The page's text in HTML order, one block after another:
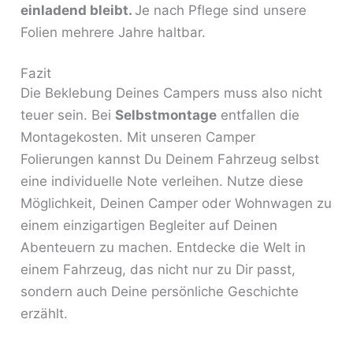
einladend bleibt.Je nach Pflege sind unsere
Folien mehrere Jahre haltbar.
Fazit
Die Beklebung Deines Campers muss also nicht
teuer sein. BeiSelbstmontage entfallen die
Montagekosten. Mit unseren Camper
Folierungen kannst Du Deinem Fahrzeug selbst
eine individuelle Note verleihen. Nutze diese
Möglichkeit, Deinen Camper oder Wohnwagen zu
einem einzigartigen Begleiter auf Deinen
Abenteuern zu machen. Entdecke die Welt in
einem Fahrzeug, das nicht nur zu Dir passt,
sondern auch Deine persönliche Geschichte
erzählt.